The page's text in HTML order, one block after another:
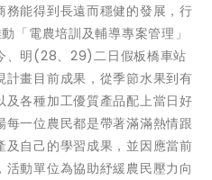
能得到長遠而穩健的發展，行
「電農培訓及輔導專案管理」
、明(28、29)二日假板橋車站
畫目前成果，從季節水果到有
各種加工優質產品配上當日好
一位農民都是帶著滿滿熱情跟
自己的學習成果，並因應當前
動單位為協助紓緩農民壓力向